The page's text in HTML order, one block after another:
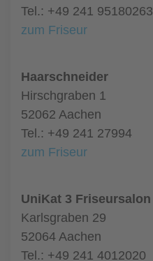
Tel.: +49 241 95180263
zum Friseur
Haarschneider
Hirschgraben 1
52062 Aachen
Tel.: +49 241 27994
zum Friseur
UniKat 3 Friseursalon
Karlsgraben 29
52064 Aachen
Tel.: +49 241 4012020